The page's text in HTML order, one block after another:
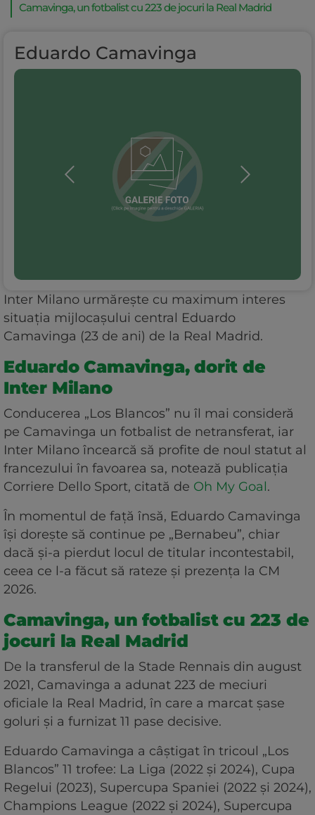
Camavinga, un fotbalist cu 223 de jocuri la Real Madrid
Eduardo Camavinga
Inter Milano urmărește cu maximum interes
situația mijlocașului central Eduardo
Camavinga (23 de ani) de la Real Madrid.
Eduardo Camavinga, dorit de
Inter Milano
Conducerea „Los Blancos” nu îl mai consideră
pe Camavinga un fotbalist de netransferat, iar
Inter Milano încearcă să profite de noul statut al
francezului în favoarea sa, notează publicația
Corriere Dello Sport, citată de Oh My Goal.
În momentul de față însă, Eduardo Camavinga
își dorește să continue pe „Bernabeu”, chiar
dacă și-a pierdut locul de titular incontestabil,
ceea ce l-a făcut să rateze și prezența la CM
2026.
Camavinga, un fotbalist cu 223 de
jocuri la Real Madrid
De la transferul de la Stade Rennais din august
2021, Camavinga a adunat 223 de meciuri
oficiale la Real Madrid, în care a marcat șase
goluri și a furnizat 11 pase decisive.
Eduardo Camavinga a câștigat în tricoul „Los
Blancos” 11 trofee: La Liga (2022 și 2024), Cupa
Regelui (2023), Supercupa Spaniei (2022 și 2024),
Champions League (2022 și 2024), Supercupa